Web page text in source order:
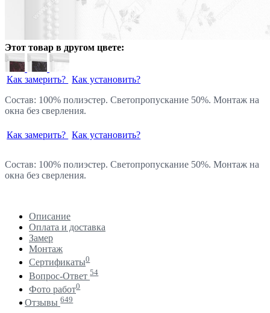
Этот товар в другом цвете:
Как замерить? Как установить?
Состав: 100% полиэстер. Светопропускание 50%. Монтаж на
окна без сверления.
Как замерить? Как установить?
Состав: 100% полиэстер. Светопропускание 50%. Монтаж на
окна без сверления.
Описание
Оплата и доставка
Замер
Монтаж
Сертификаты0
Вопрос-Ответ 54
Фото работ0
Отзывы 649